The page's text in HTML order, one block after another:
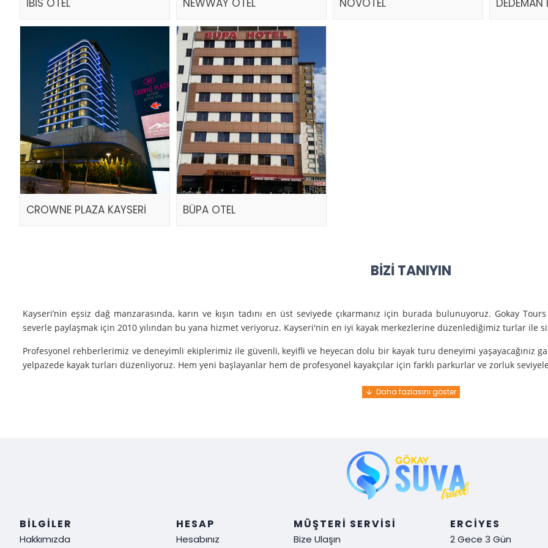
CROWNE PLAZA KAYSERİ BÜPA OTEL
BIZI TANIYIN
Kayseri’nin eşsiz dağ manzarasında, karın ve kışın tadını en üst seviyede çıkarmanız için burada bulunuyoruz. Gokay
severle paylaşmak için 2010 yılından bu yana hizmet veriyoruz. Kayseri'nin en iyi kayak merkezlerine düzenlediğimiz turlar ile
Profesyonel rehberlerimiz ve deneyimli ekiplerimiz ile güvenli, keyifli ve heyecan dolu bir kayak turu deneyimi yaşayacağınız
yelpazede kayak turları düzenliyoruz. Hem yeni başlayanlar hem de profesyonel kayakçılar için farklı parkurlar ve zorluk
Güvenlik: Kayak yaparken güvenliğiniz bizim için her şeyden önce gelir. En kaliteli ekipmanlarla ve uzman rehberlerle sizi güvenle
Müşteri Memnuniyeti: Sizin tatmin olmanız bizim için her şey demek. Tüm detayları önceden planlayarak, size özel, rahat ve
ediyoruz!
BILGILER
Hakkımızda
HESAP
Hesabınız
MÜŞTERI SERVISI
Bize Ulaşın
ERCIYES
2 Gece 3 Gün